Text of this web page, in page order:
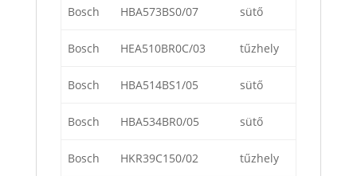
Bosch HBA573BS0/07 sütő
Bosch HEA510BR0C/03 tűzhely
Bosch HBA514BS1/05 sütő
Bosch HBA534BR0/05 sütő
Bosch HKR39C150/02 tűzhely